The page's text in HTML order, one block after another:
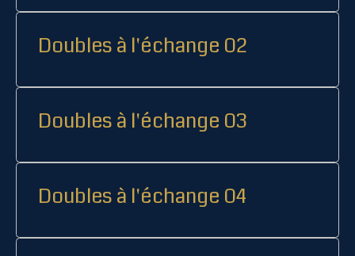
Doubles à l'échange 02
Doubles à l'échange 03
Doubles à l'échange 04